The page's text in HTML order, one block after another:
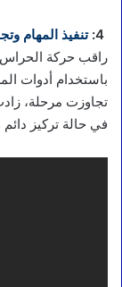
تنفيذ المهام
راقب حركة الحراس
باستخدام أدوات
تجاوزت مرحلة،
في حالة تركيز